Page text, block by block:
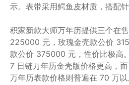
示。表带采用鳄鱼皮材质，搭配针
积家新款大师万年历提供三个在
225000 元，玫瑰金壳款公价
款公价 375000 元，性价比极高
7 日链万年历金壳版价格更高，
万年历表款价格则普遍在 70 万以